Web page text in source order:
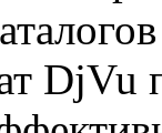
DjVu